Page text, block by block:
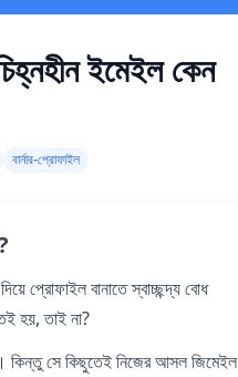
ইমেইল কেন
বার্নার-প্রোফাইল
প্রোফাইল বানাতে স্বাচ্ছন্দ্য বোধ
হয়, তাই না?
কিন্তু সে কিছুতেই নিজের আসল জিমেইল